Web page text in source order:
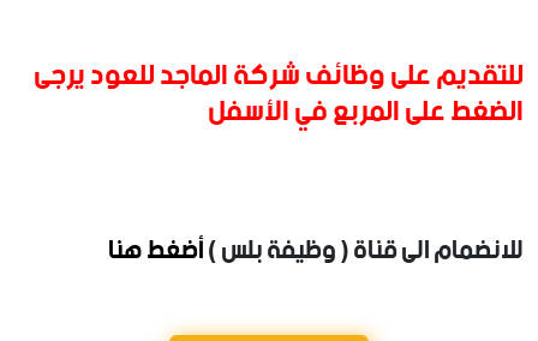
للتقديم على وظائف شركة الماجد للعود يرجى
الضغط على المربع في الأسفل
للانضمام الى قناة ( وظيفة بلس )أضغط هنا